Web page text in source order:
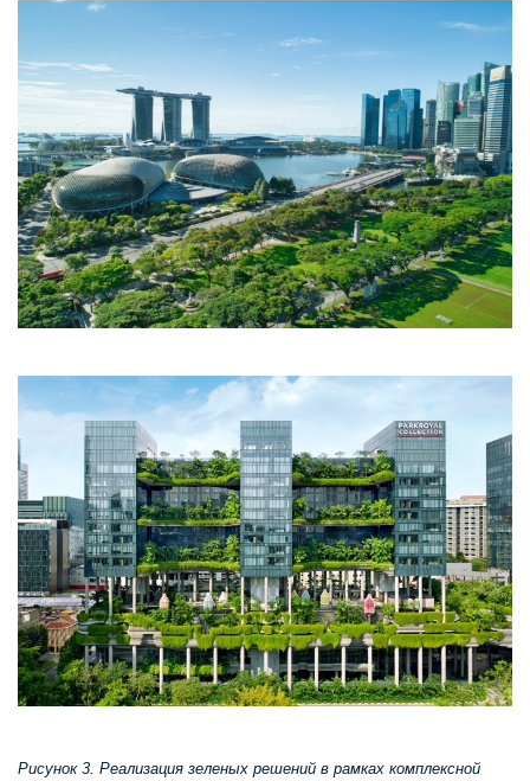
Рисунок 3. Реализация зеленых решений в рамках комплексной